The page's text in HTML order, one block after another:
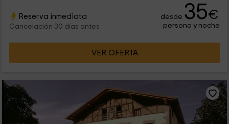
Reserva inmediata
Cancelación 30 días antes
desde 35€
persona y noche
VER OFERTA